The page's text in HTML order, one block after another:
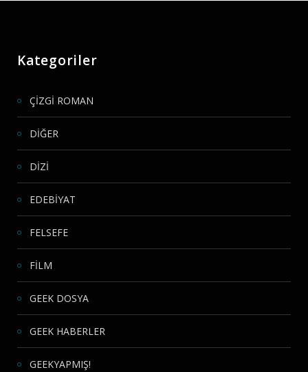
Kategoriler
ÇİZGİ ROMAN
DİĞER
DİZİ
EDEBİYAT
FELSEFE
FİLM
GEEK DOSYA
GEEK HABERLER
GEEKYAPMIŞ!